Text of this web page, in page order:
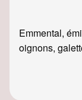
Emmental,
oignons,